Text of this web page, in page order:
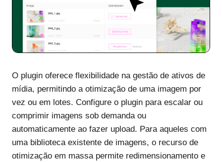
O plugin oferece flexibilidade na gestão de ativos de
mídia, permitindo a otimização de uma imagem por
vez ou em lotes. Configure o plugin para escalar ou
comprimir imagens sob demanda ou
automaticamente ao fazer upload. Para aqueles com
uma biblioteca existente de imagens, o recurso de
otimização em massa permite redimensionamento e